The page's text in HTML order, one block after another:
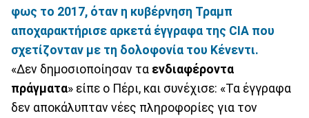
φως το 2017, όταν η κυβέρνηση Τραμπ
αποχαρακτήρισε αρκετά έγγραφα της CIA που
σχετίζονταν με τη δολοφονία του Κένεντι.
«Δεν δημοσιοποίησαν τα ενδιαφέροντα
πράγματα» είπε ο Πέρι, και συνέχισε: «Τα έγγραφα
δεν αποκάλυπταν νέες πληροφορίες για τον